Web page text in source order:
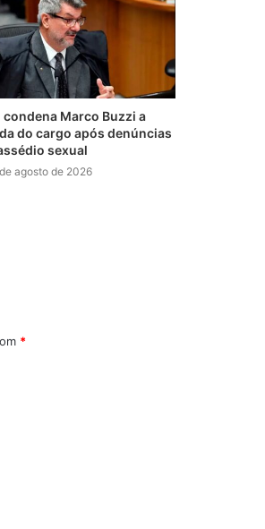
condena Marco Buzzi a
do cargo após denúncias
sexual
agosto de 2026
*